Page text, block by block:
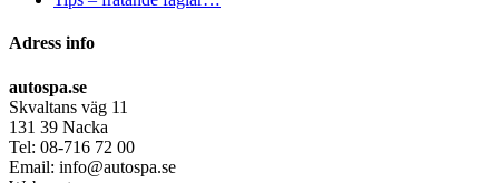
Adress info
autospa.se
Skvaltans väg 11
131 39 Nacka
Tel: 08-716 72 00
Email: info@autospa.se